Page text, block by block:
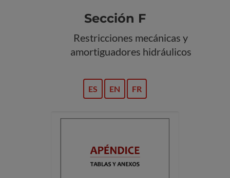
Sección F
Restricciones mecánicas y
amortiguadores hidráulicos
ES EN FR